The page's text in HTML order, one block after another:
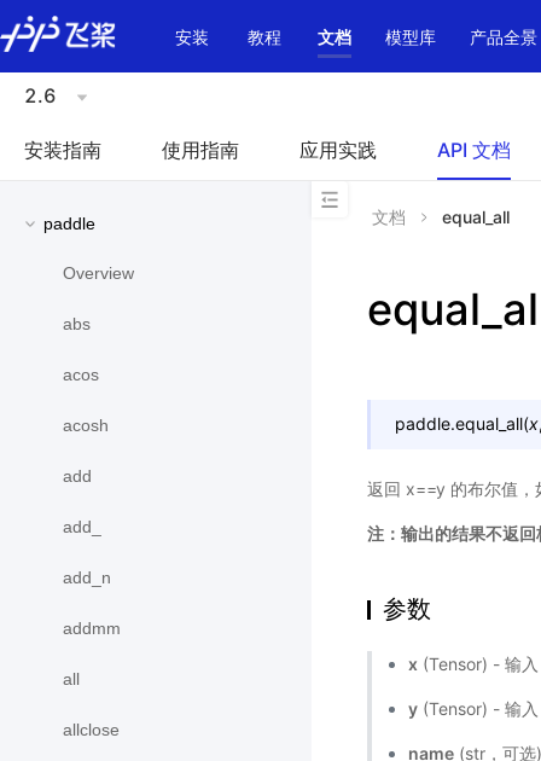
\u200E
安装
教程 文档 模型库 产品全景
2.6
安装指南 使用指南 应用实践 API 文档
paddle
Overview
abs
acos
acosh
add
add_
add_n
addmm
all
allclose
文档 equal_all
paddle.equal_all(x
返回 x==y 的布尔值，
注：输出的结果不返回
参数
x (Tensor) - 输
y (Tensor) - 输
name (str，可